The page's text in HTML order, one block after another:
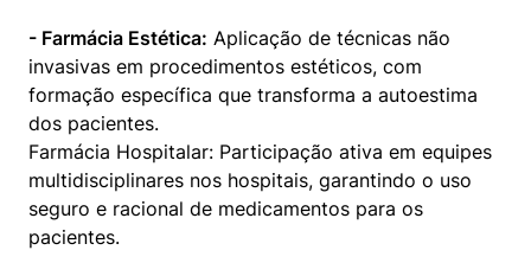
- Farmácia Estética: Aplicação de técnicas não
invasivas em procedimentos estéticos, com
formação específica que transforma a autoestima
dos pacientes.
Farmácia Hospitalar: Participação ativa em equipes
multidisciplinares nos hospitais, garantindo o uso
seguro e racional de medicamentos para os
pacientes.